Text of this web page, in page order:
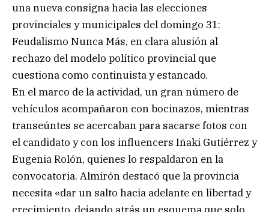
una nueva consigna hacia las elecciones
provinciales y municipales del domingo 31:
Feudalismo Nunca Más, en clara alusión al
rechazo del modelo político provincial que
cuestiona como continuista y estancado.
En el marco de la actividad, un gran número de
vehículos acompañaron con bocinazos, mientras
transeúntes se acercaban para sacarse fotos con
el candidato y con los influencers Iñaki Gutiérrez y
Eugenia Rolón, quienes lo respaldaron en la
convocatoria. Almirón destacó que la provincia
necesita «dar un salto hacia adelante en libertad y